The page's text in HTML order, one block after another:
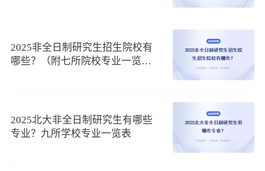
2.5年
一、推荐专业
读同济大学在职研究生能考虑的专业较多，比较推荐的是
工科类，比如软件工程、工业设计工程、机械工程等，都是学
招生项目的应用性都比较强，人才需求量较大，毕业后容
易就业且发展前景较好。想报读的人员可以结合兴趣爱好考
虑，包括未来的一个职业发展方向，选有兴趣学习、能实践到
2025非全日制研究生招生院校有
哪些？（附七所院校专业一览
2025北大非全日制研究生有哪些
专业？九所学校专业一览表